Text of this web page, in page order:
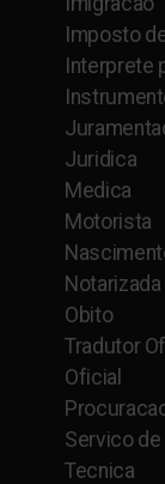
Imposto
Interprete
Juridica
Medica
Motorista
Notarizada
Obito
Tradutor
Oficial
Servico
Tecnica